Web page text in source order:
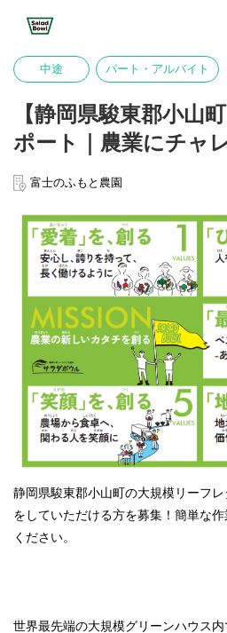
中途 パート・アルバイト
【静岡県駿東郡小山
ポート｜農業にチャ
富士のふもと農園
静岡県駿東郡小山町の大規模リーフ
をしていただける方を募集！簡単な
ください。
世界最先端の大規模グリーンハウス内